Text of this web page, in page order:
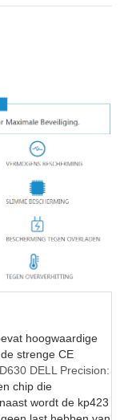
hoogwaardige
strenge CE
DELL Precision:
chip die
wordt de kp423